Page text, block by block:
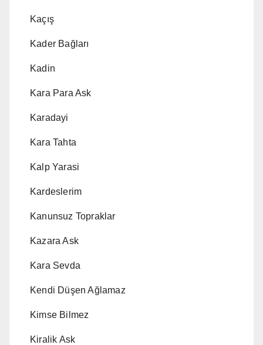
Kaçış
Kader Bağları
Kadin
Kara Para Ask
Karadayi
Kara Tahta
Kalp Yarasi
Kardeslerim
Kanunsuz Topraklar
Kazara Ask
Kara Sevda
Kendi Düşen Ağlamaz
Kimse Bilmez
Kiralik Ask